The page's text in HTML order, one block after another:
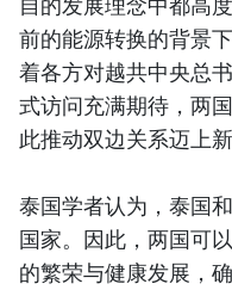
前的能源转换的背景
着各方对越共中央总
式访问充满期待，两
此推动双边关系迈上新
泰国学者认为，泰国
国家。因此，两国可
的繁荣与健康发展，